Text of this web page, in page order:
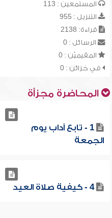
المستمعين : 113
التنزيل : 955
قراءة: 2138
الرسائل : 0
المقيميّن : 0
في خزائن : 0
المحاضرة مجزأة
1 - تابع آداب يوم
الجمعة
4 - كيفية صلاة العيد